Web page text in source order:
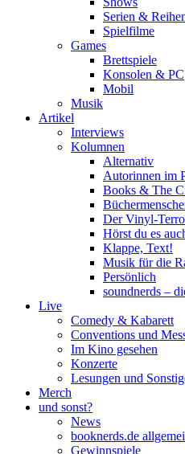
Serien &
Spielfilme
Games
Brettspiele
Konsolen & PC
Mobil
Musik
Artikel
Interviews
Kolumnen
Alternativ
Autorinnen im
Books & The
Der Vinyl-
Hörst du es
Klappe, Text!
Musik für die
Persönlich
soundnerds –
Live
Comedy & Kabarett
Conventions und
Im Kino gesehen
Konzerte
Lesungen und
Merch
und sonst?
News
booknerds.de
Gewinnspiele